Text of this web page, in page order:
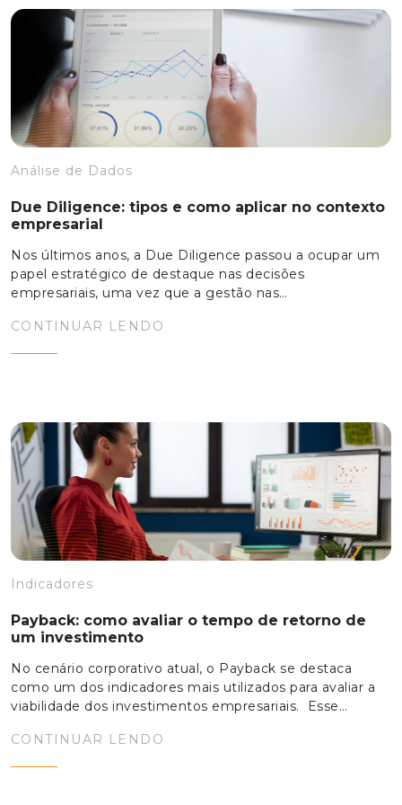
Análise de Dados
Due Diligence: tipos e como aplicar no contexto
empresarial
Nos últimos anos, a Due Diligence passou a ocupar um
papel estratégico de destaque nas decisões
empresariais, uma vez que a gestão nas…
CONTINUAR LENDO
Indicadores
Payback: como avaliar o tempo de retorno de
um investimento
No cenário corporativo atual, o Payback se destaca
como um dos indicadores mais utilizados para avaliar a
viabilidade dos investimentos empresariais. Esse…
CONTINUAR LENDO